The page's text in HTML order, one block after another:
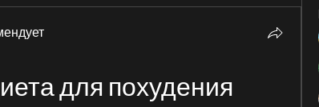
для похудения